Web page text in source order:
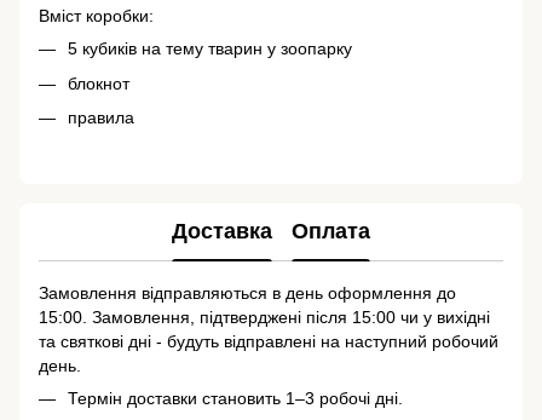
Вміст коробки:
5 кубиків на тему тварин у зоопарку
блокнот
правила
Доставка Оплата
Замовлення відправляються в день оформлення до
15:00. Замовлення, підтверджені після 15:00 чи у вихідні
та святкові дні - будуть відправлені на наступний робочий
день.
Термін доставки становить 1–3 робочі дні.